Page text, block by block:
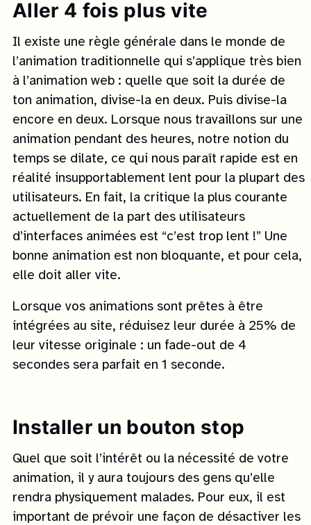
Aller 4 fois plus vite
Il existe une règle générale dans le monde de
l’animation traditionnelle qui s’applique très bien
à l’animation web : quelle que soit la durée de
ton animation, divise-la en deux. Puis divise-la
encore en deux. Lorsque nous travaillons sur une
animation pendant des heures, notre notion du
temps se dilate, ce qui nous paraît rapide est en
réalité insupportablement lent pour la plupart des
utilisateurs. En fait, la critique la plus courante
actuellement de la part des utilisateurs
d’interfaces animées est “c’est trop lent !” Une
bonne animation est non bloquante, et pour cela,
elle doit aller vite.
Lorsque vos animations sont prêtes à être
intégrées au site, réduisez leur durée à 25% de
leur vitesse originale : un fade-out de 4
secondes sera parfait en 1 seconde.
Installer un bouton stop
Quel que soit l’intérêt ou la nécessité de votre
animation, il y aura toujours des gens qu’elle
rendra physiquement malades. Pour eux, il est
important de prévoir une façon de désactiver les